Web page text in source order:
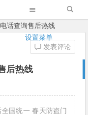
设置菜单
话查询售后热线
后热线
发表评论
国统一 春天防盗门